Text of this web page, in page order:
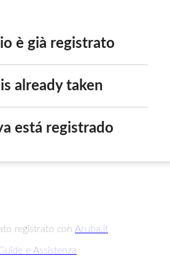
è già registrato
already taken
está registrado
registrato con Aruba.it
e Assistenza